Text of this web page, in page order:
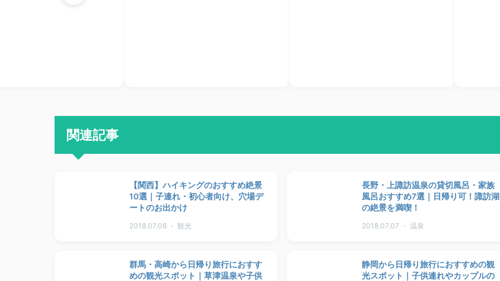
関連記事
【関西】ハイキングのおすすめ絶景
10選｜子連れ・初心者向け、穴場デ
ートのお出かけ
2018.07.08 ・ 観光
長野・上諏訪温泉の貸切風呂・家族
風呂おすすめ7選｜日帰り可！諏訪湖
の絶景を満喫！
2018.07.07 ・ 温泉
群馬・高崎から日帰り旅行におすす
めの観光スポット｜草津温泉や子供
静岡から日帰り旅行におすすめの観
光スポット｜子供連れやカップルの